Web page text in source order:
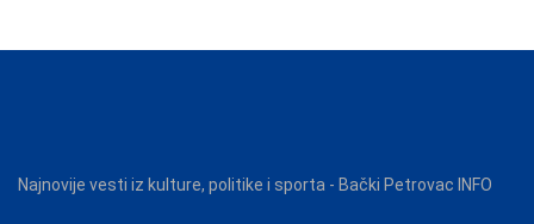
Najnovije vesti iz kulture, politike i sporta - Bački Petrovac INFO